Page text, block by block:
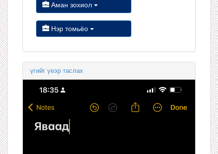
Аман зохиол
Нэр томьёо
үгийг үеэр таслах